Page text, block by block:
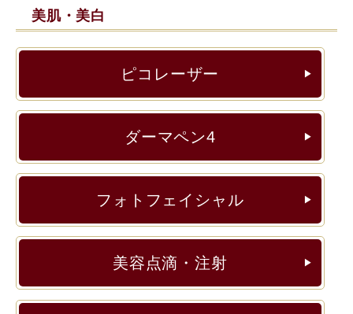
美肌・美白
ピコレーザー ▶︎
ダーマペン4 ▶︎
フォトフェイシャル ▶︎
美容点滴・注射 ▶︎